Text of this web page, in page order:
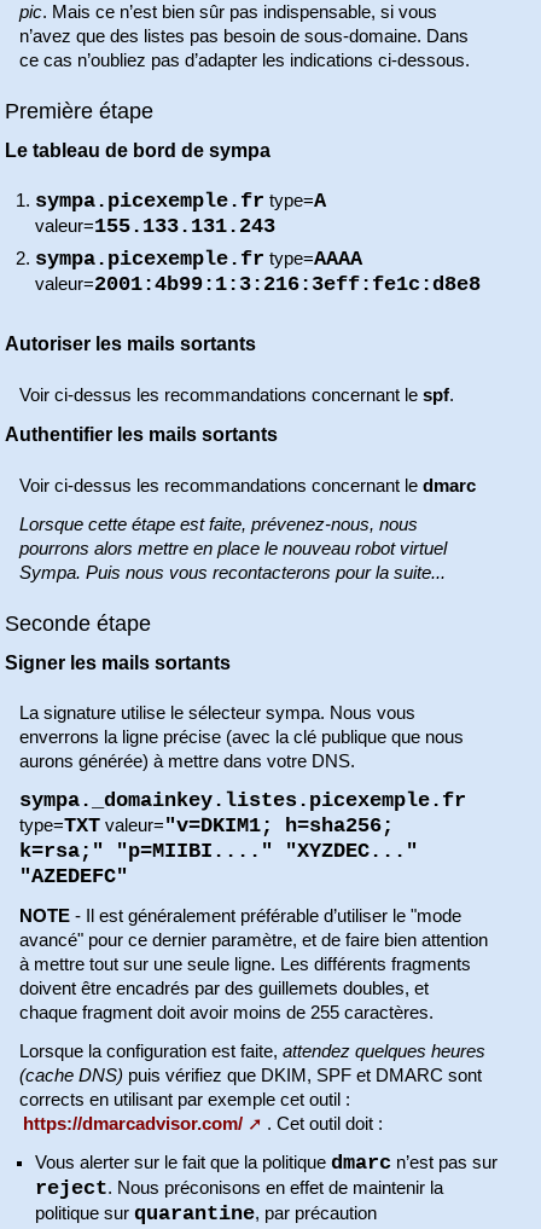
pic. Mais ce n’est bien sûr pas indispensable, si vous
n’avez que des listes pas besoin de sous-domaine. Dans
ce cas n’oubliez pas d’adapter les indications ci-dessous.
Première étape
Le tableau de bord de sympa
sympa.picexemple.fr type=A
valeur=155.133.131.243
sympa.picexemple.fr type=AAAA
valeur=2001:4b99:1:3:216:3eff:fe1c:d8e8
Autoriser les mails sortants
Voir ci-dessus les recommandations concernant lespf.
Authentifier les mails sortants
Voir ci-dessus les recommandations concernant ledmarc
Lorsque cette étape est faite, prévenez-nous, nous
pourrons alors mettre en place le nouveau robot virtuel
Sympa. Puis nous vous recontacterons pour la suite...
Seconde étape
Signer les mails sortants
La signature utilise le sélecteur sympa. Nous vous
enverrons la ligne précise (avec la clé publique que nous
aurons générée) à mettre dans votre DNS.
sympa._domainkey.listes.picexemple.fr
type=TXT valeur="v=DKIM1; h=sha256;
k=rsa;" "p=MIIBI...." "XYZDEC..."
"AZEDEFC"
NOTE - Il est généralement préférable d’utiliser le "mode
avancé" pour ce dernier paramètre, et de faire bien attention
à mettre tout sur une seule ligne. Les différents fragments
doivent être encadrés par des guillemets doubles, et
chaque fragment doit avoir moins de 255 caractères.
Lorsque la configuration est faite,attendez quelques heures
(cache DNS) puis vérifiez que DKIM, SPF et DMARC sont
corrects en utilisant par exemple cet outil :
https://dmarcadvisor.com/
. Cet outil doit :
Vous alerter sur le fait que la politiquedmarc n’est pas sur
reject. Nous préconisons en effet de maintenir la
politique surquarantine, par précaution